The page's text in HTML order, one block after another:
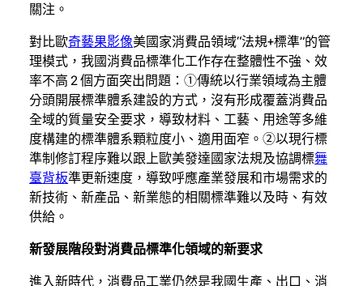
關注。
對比歐奇藝果影像美國家消費品領域“法規+標準”的管
理模式，我國消費品標準化工作存在整體性不強、效
率不高 2 個方面突出問題：①傳統以行業領域為主體
分頭開展標準體系建設的方式，沒有形成覆蓋消費品
全域的質量安全要求，導致材料、工藝、用途等多維
度構建的標準體系顆粒度小、適用面窄。②以現行標
準制修訂程序難以跟上歐美發達國家法規及協調標舞
臺背板準更新速度，導致呼應產業發展和市場需求的
新技術、新產品、新業態的相關標準難以及時、有效
供給。
新發展階段對消費品標準化領域的新要求
進入新時代，消費品工業仍然是我國生產、出口、消